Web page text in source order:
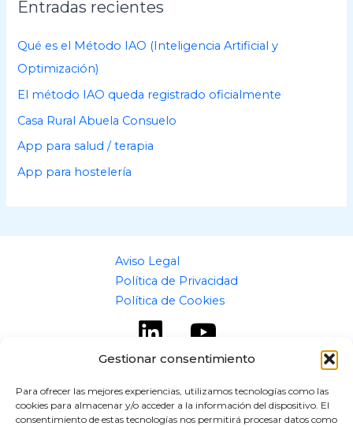
Gestionar consentimiento
Para ofrecer las mejores experiencias, utilizamos tecnologías como las
cookies para almacenar y/o acceder a la información del dispositivo. El
consentimiento de estas tecnologías nos permitirá procesar datos como
o
s
Entradas recientes
Qué es el Método IAO (Inteligencia Artificial y
Optimización)
El método IAO queda registrado oficialmente
Casa Rural Abuela Consuelo
App para salud / terapia
App para hostelería
Aviso Legal
Política de Privacidad
Política de Cookies
Copyright © 2026 flipaz.es